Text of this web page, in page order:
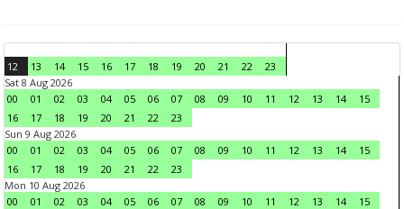
12 13 14 15 16 17 18 19 20 21 22
23
Sat 8 Aug 2026
00
01 02 03 04 05 06 07 08 09 10 11 12 13 14
15
16
17 18 19 20 21 22
23
Sun 9 Aug 2026
00
01 02 03 04 05 06 07 08 09 10 11 12 13 14
15
16
17 18 19 20 21 22
23
Mon 10 Aug 2026
00
01 02 03 04 05 06 07 08 09 10 11 12 13 14
15